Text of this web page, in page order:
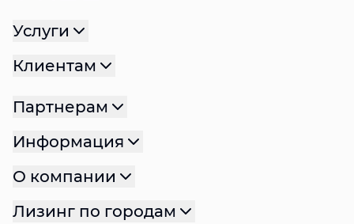
Услуги
Клиентам
Партнерам
Информация
О компании
Лизинг по городам